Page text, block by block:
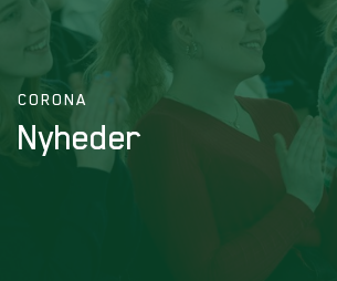
CORONA
Nyheder